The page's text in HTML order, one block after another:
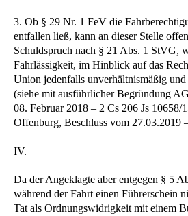
3. Ob § 29 Nr. 1 FeV die
entfallen ließ, kann an dieser Stelle
Schuldspruch nach § 21 Abs. 1 StVG,
Fahrlässigkeit, im Hinblick auf das
Union jedenfalls unverhältnismäßig
(siehe mit ausführlicher Begründung
08. Februar 2018 – 2 Cs 206 Js
Offenburg, Beschluss vom 27.03.2019
IV.
Da der Angeklagte aber entgegen § 5
während der Fahrt einen Führerschein
Tat als Ordnungswidrigkeit mit einem